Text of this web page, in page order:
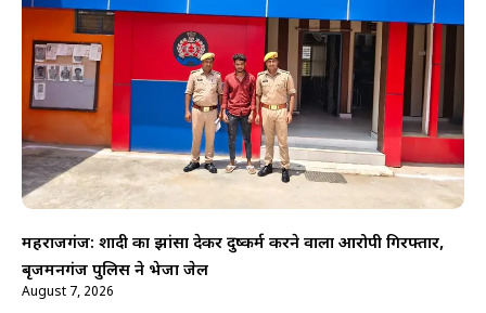
महराजगंज: शादी का झांसा देकर दुष्कर्म करने वाला आरोपी गिरफ्तार,
बृजमनगंज पुलिस ने भेजा जेल
August 7, 2026